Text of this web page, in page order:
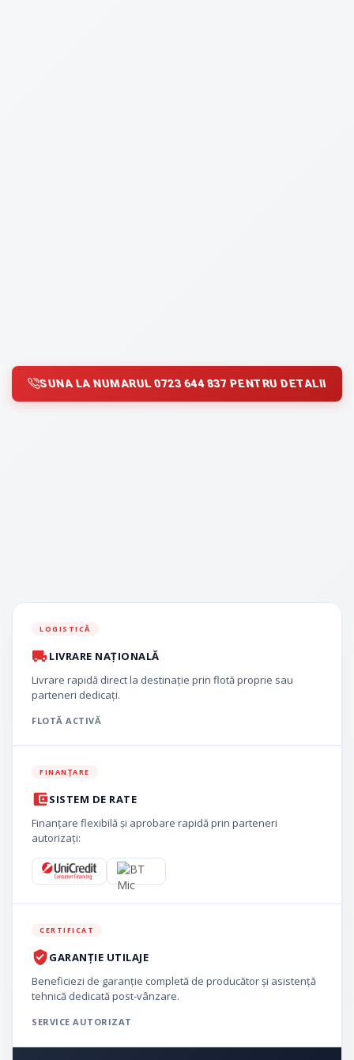
SUNA LA NUMARUL 0723 644 837 PENTRU DETALII
LOGISTICĂ
LIVRARE NAȚIONALĂ
Livrare rapidă direct la destinație prin flotă proprie sau
parteneri dedicați.
FLOTĂ ACTIVĂ
FINANȚARE
SISTEM DE RATE
Finanțare flexibilă și aprobare rapidă prin parteneri
autorizați:
CERTIFICAT
GARANȚIE UTILAJE
Beneficiezi de garanție completă de producător și asistență
tehnică dedicată post-vânzare.
SERVICE AUTORIZAT